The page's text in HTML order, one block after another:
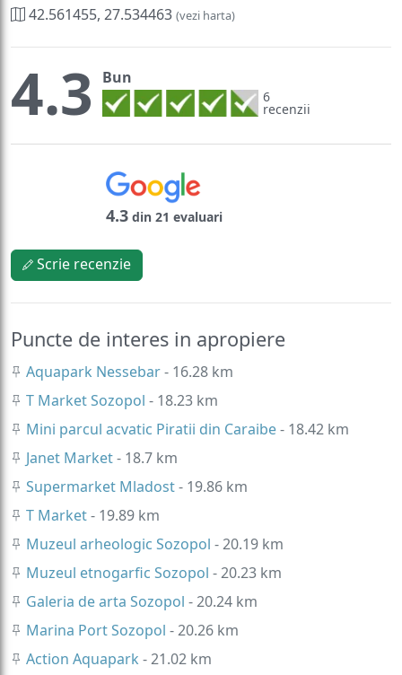
42.561455, 27.534463 (vezi harta)
4.3 Bun
6
recenzii
4.3 din 21 evaluari
Scrie recenzie
Puncte de interes in apropiere
Aquapark Nessebar- 16.28 km
T Market Sozopol - 18.23 km
Mini parcul acvatic Piratii din Caraibe- 18.42 km
Janet Market- 18.7 km
Supermarket Mladost- 19.86 km
T Market- 19.89 km
Muzeul arheologic Sozopol - 20.19 km
Muzeul etnogarfic Sozopol - 20.23 km
Galeria de arta Sozopol - 20.24 km
Marina Port Sozopol - 20.26 km
Action Aquapark - 21.02 km